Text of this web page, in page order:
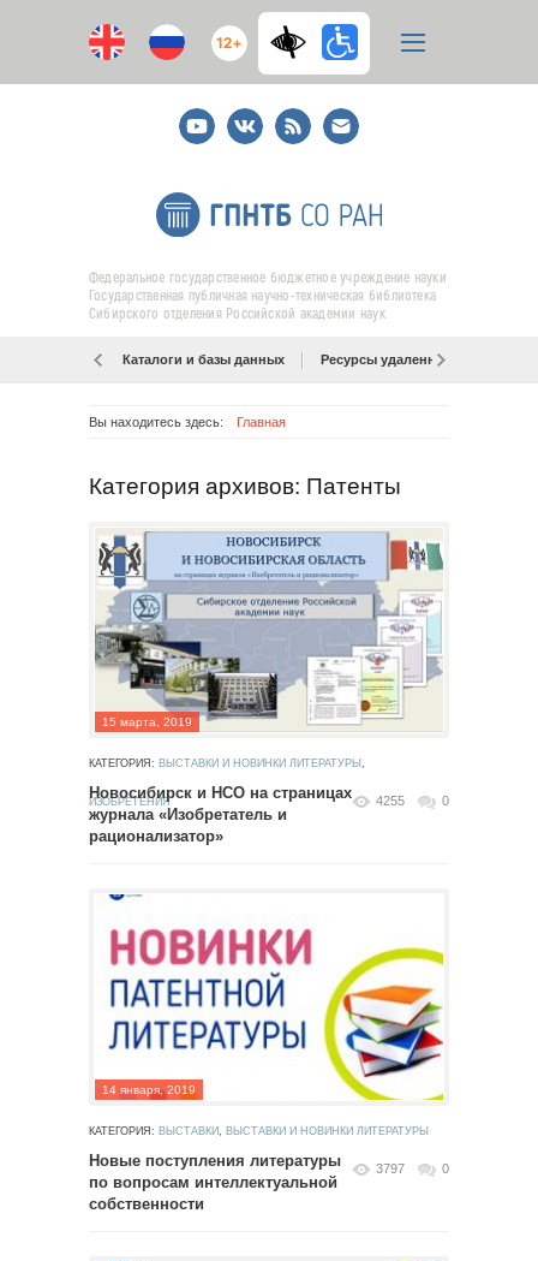
12+
YoutubeВКонтакте
RSS
E-
mail
подписка
Федеральное государственное бюджетное учреждение науки
Государственная публичная научно-техническая библиотека
Сибирского отделения Российской академии наук
Каталоги и базы данных Ресурсы удаленного доступа
Вы находитесь здесь: Главная
Категория архивов: Патенты
15 марта, 2019
КАТЕГОРИЯ: ВЫСТАВКИ И НОВИНКИ ЛИТЕРАТУРЫ ,
ИЗОБРЕТЕНИЯ 4255 0
Новосибирск и НСО на страницах
журнала «Изобретатель и
рационализатор»
14 января, 2019
КАТЕГОРИЯ: ВЫСТАВКИ, ВЫСТАВКИ И НОВИНКИ ЛИТЕРАТУРЫ
3797 0
Новые поступления литературы
по вопросам интеллектуальной
собственности